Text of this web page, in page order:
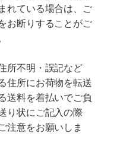
れている場合は、ご
お断りすることがご
所不明・誤記など
住所にお荷物を転送
送料を着払いでご負
り状にご記入の際
注意をお願いしま